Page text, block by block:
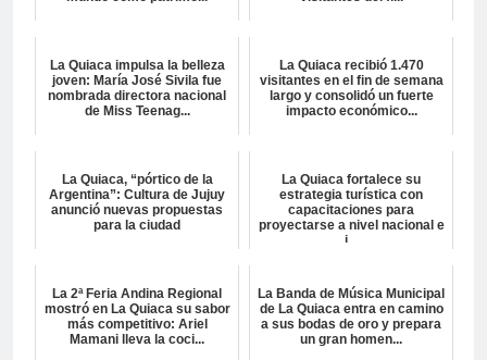
La Quiaca impulsa la belleza
joven: María José Sivila fue
nombrada directora nacional
de Miss Teenag...
La Quiaca recibió 1.470
visitantes en el fin de semana
largo y consolidó un fuerte
impacto económico...
La Quiaca, “pórtico de la
Argentina”: Cultura de Jujuy
anunció nuevas propuestas
para la ciudad
La Quiaca fortalece su
estrategia turística con
capacitaciones para
proyectarse a nivel nacional e
i...
La 2ª Feria Andina Regional
mostró en La Quiaca su sabor
más competitivo: Ariel
Mamani lleva la coci...
La Banda de Música Municipal
de La Quiaca entra en camino
a sus bodas de oro y prepara
un gran homen...